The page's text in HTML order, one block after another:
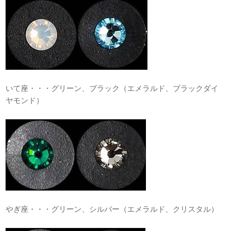
いて座・・・グリーン、ブラック（エメラルド、ブラックダイ
ヤモンド）
やぎ座・・・グリーン、シルバー（エメラルド、クリスタル）